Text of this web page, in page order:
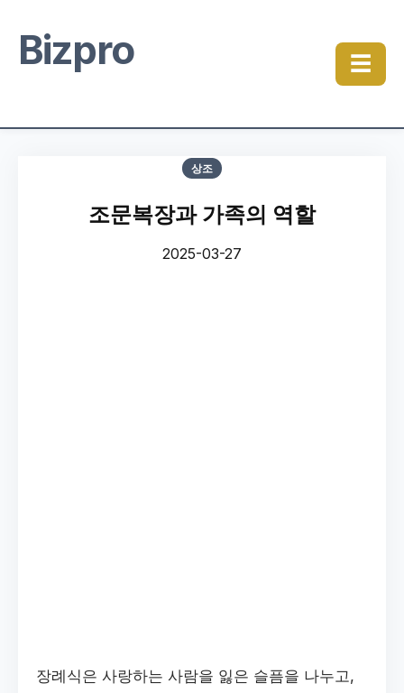
Bizpro ☰
상조
조문복장과 가족의 역할
2025-03-27
장례식은 사랑하는 사람을 잃은 슬픔을 나누고,